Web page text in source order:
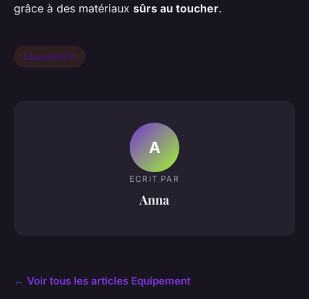
grâce à des matériaux sûrs au toucher.
Equipement
A
ECRIT PAR
Anna
← Voir tous les articles Equipement